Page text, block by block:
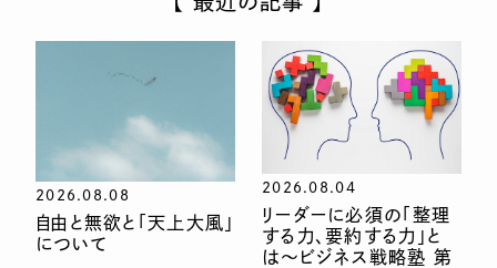
2026.08.08
自由と無欲と「天上大風」
について
2026.08.04
リーダーに必須の「整理
する力、要約する力」と
は〜ビジネス戦略塾 第